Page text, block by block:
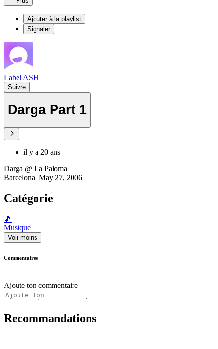
Ajouter à la playlist
Signaler
Label ASH
Suivre
Darga Part 1
il y a 20 ans
Darga @ La Paloma
Barcelona, May 27, 2006
Catégorie
🎵
Musique
Voir moins
Commentaires
Ajoute ton commentaire
Recommandations